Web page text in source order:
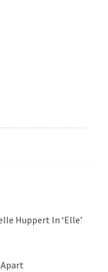
Huppert In ‘Elle’